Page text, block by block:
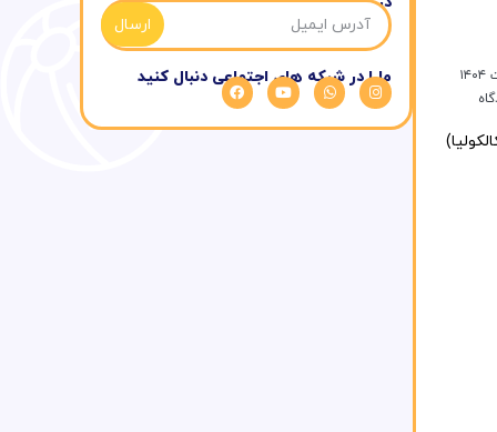
ارسال
مارا در شبکه های اجتماعی دنبال کنید